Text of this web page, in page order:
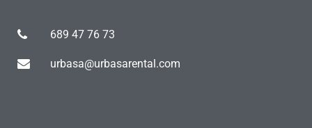
689 47 76 73
urbasa@urbasarental.com